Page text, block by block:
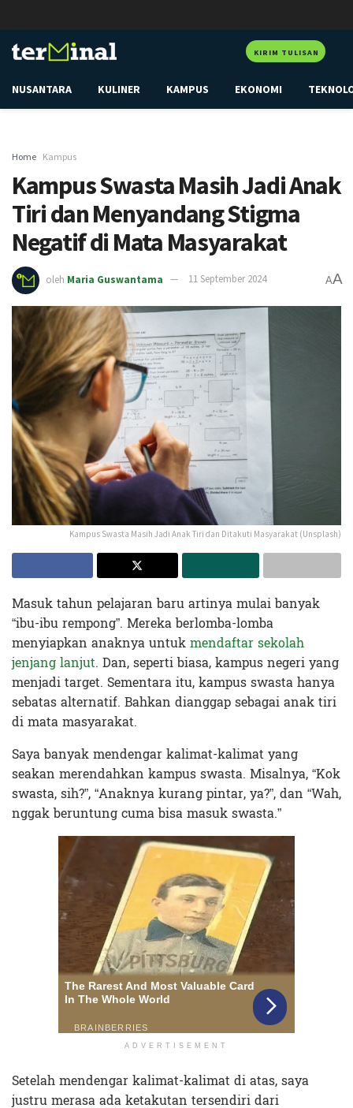
KIRIM TULISAN
NUSANTARA KULINER KAMPUS EKONOMI
Home Kampus
Kampus Swasta Masih Jadi Anak
Tiri dan Menyandang Stigma
Negatif di Mata Masyarakat
oleh Maria Guswantama 11 September 2024 AA
Kampus Swasta Masih Jadi Anak Tiri dan Ditakuti Masyarakat (Unsplash)
Masuk tahun pelajaran baru artinya mulai banyak
“ibu-ibu rempong”. Mereka berlomba-lomba
menyiapkan anaknya untukmendaftar sekolah
jenjang lanjut. Dan, seperti biasa, kampus negeri yang
menjadi target. Sementara itu, kampus swasta hanya
sebatas alternatif. Bahkan dianggap sebagai anak tiri
di mata masyarakat.
Saya banyak mendengar kalimat-kalimat yang
seakan merendahkan kampus swasta. Misalnya, “Kok
swasta, sih?”, “Anaknya kurang pintar, ya?”, dan “Wah,
nggak beruntung cuma bisa masuk swasta.”
ADVERTISEMENT
Setelah mendengar kalimat-kalimat di atas, saya
justru merasa ada ketakutan tersendiri dari